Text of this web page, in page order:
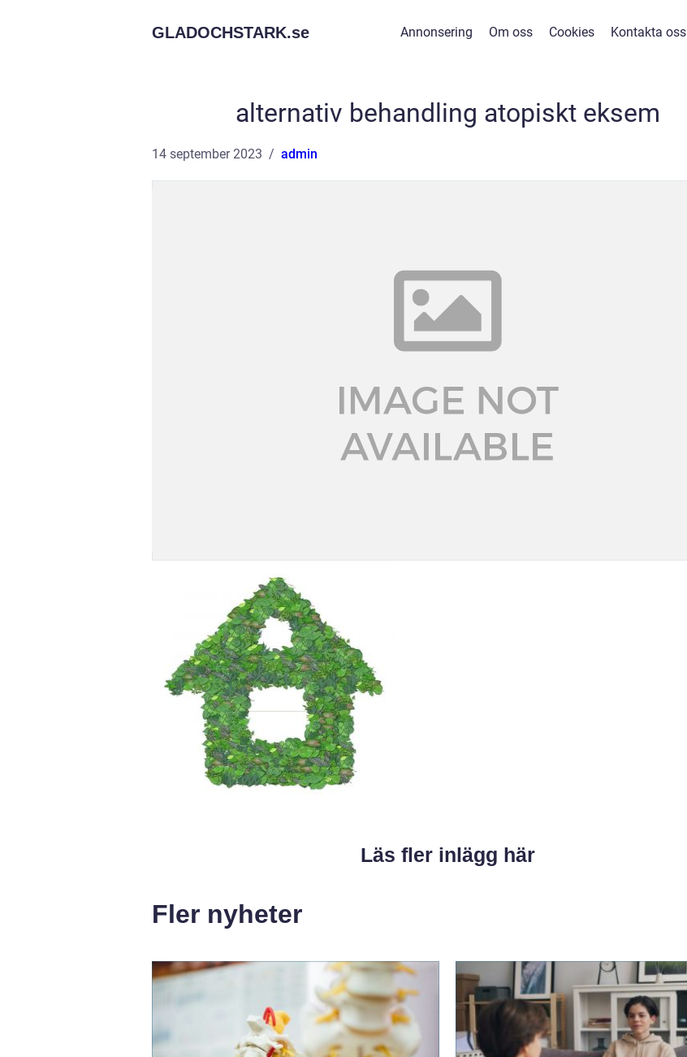
GLADOCHSTARK.se Annonsering Om oss Cookies Kontakta oss
alternativ behandling atopiskt eksem
14 september 2023 admin
Läs fler inlägg här
Fler nyheter